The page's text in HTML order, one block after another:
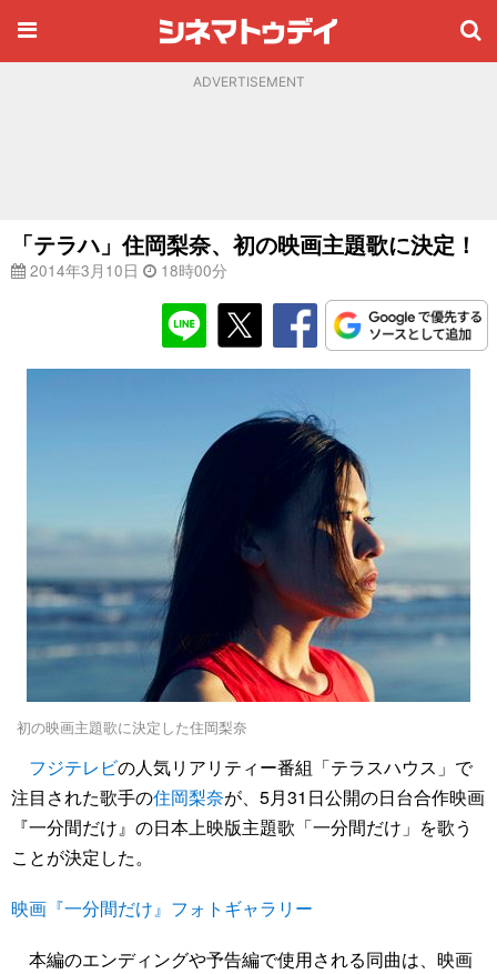
ADVERTISEMENT
「テラハ」住岡梨奈、初の映画主題歌に決定！
2014年3月10日 18時00分
初の映画主題歌に決定した住岡梨奈
フジテレビの人気リアリティー番組「テラスハウス」で
注目された歌手の住岡梨奈が、5月31日公開の日台合作映画
『一分間だけ』の日本上映版主題歌「一分間だけ」を歌う
ことが決定した。
映画『一分間だけ』フォトギャラリー
本編のエンディングや予告編で使用される同曲は、映画